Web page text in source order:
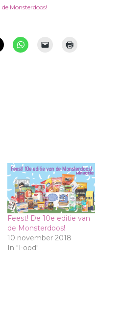
de Monsterdoos!
Feest! De 10e editie van
de Monsterdoos!
10 november 2018
In "Food"